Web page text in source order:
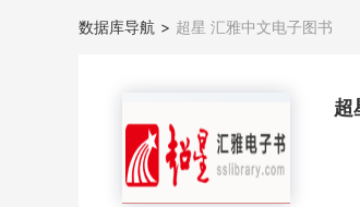
数据库导航 > 超星 汇雅中文电子图书
超